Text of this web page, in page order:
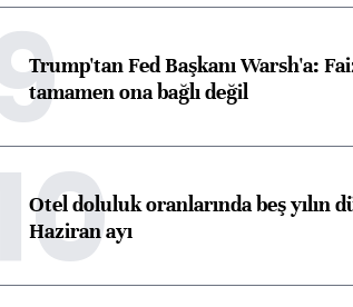
Trump'tan Fed Başkanı Warsh'a:
tamamen ona bağlı değil
Otel doluluk oranlarında beş yılın
Haziran ayı